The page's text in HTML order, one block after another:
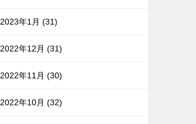
2023年1月 (31)
2022年12月 (31)
2022年11月 (30)
2022年10月 (32)